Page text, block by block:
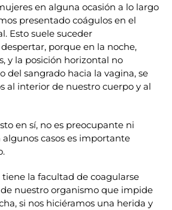
en alguna ocasión a lo largo
presentado coágulos en el
Esto suele suceder
porque en la noche,
y la posición horizontal no
del sangrado hacia la vagina, se
al interior de nuestro cuerpo y al
en sí, no es preocupante ni
casos es importante
la facultad de coagularse
nuestro organismo que impide
si nos hiciéramos una herida y